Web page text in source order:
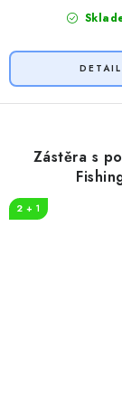
Zástěra s
2 + 1